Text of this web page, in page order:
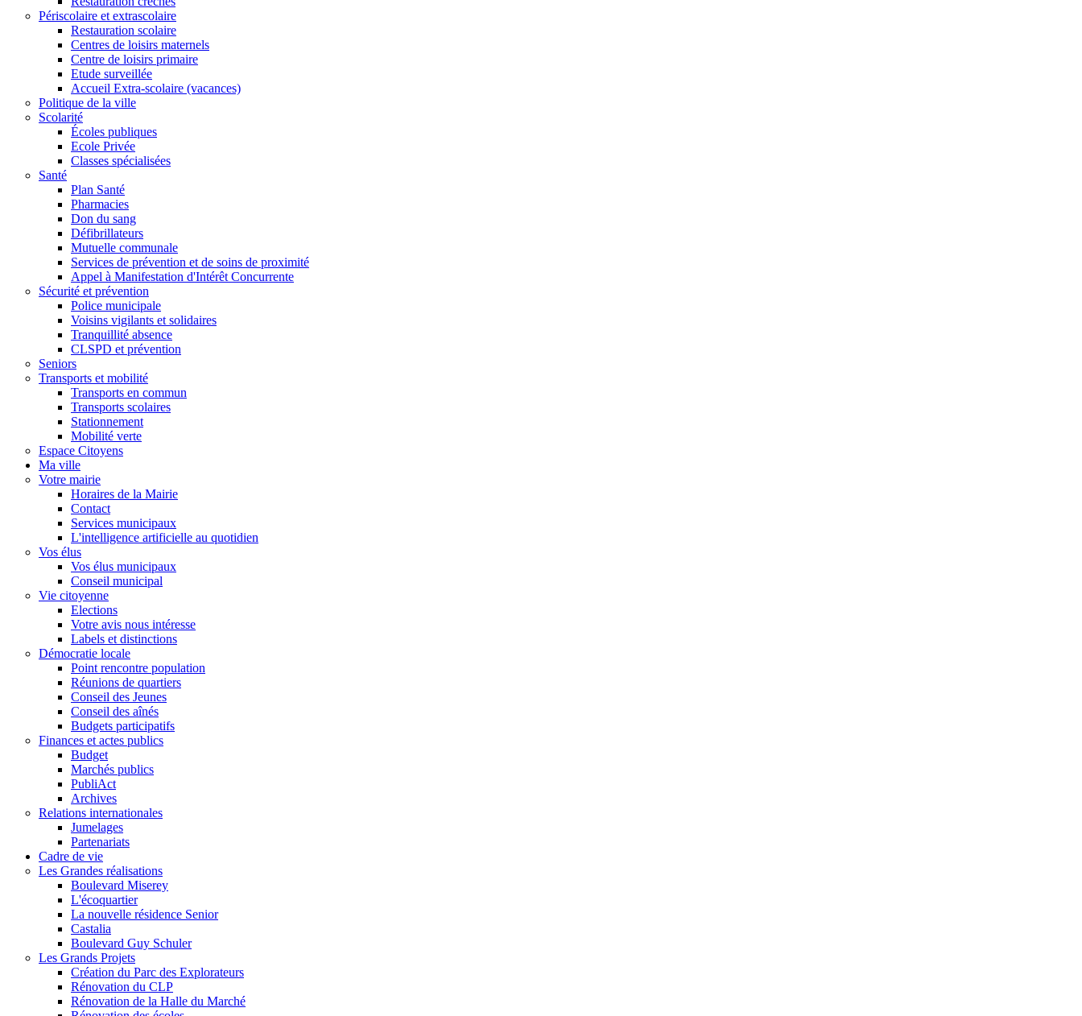
Périscolaire et extrascolaire
Restauration scolaire
Centres de loisirs maternels
Centre de loisirs primaire
Etude surveillée
Accueil Extra-scolaire (vacances)
Politique de la ville
Scolarité
Écoles publiques
Ecole Privée
Classes spécialisées
Santé
Plan Santé
Pharmacies
Don du sang
Défibrillateurs
Mutuelle communale
Services de prévention et de soins de proximité
Appel à Manifestation d'Intérêt Concurrente
Sécurité et prévention
Police municipale
Voisins vigilants et solidaires
Tranquillité absence
CLSPD et prévention
Seniors
Transports et mobilité
Transports en commun
Transports scolaires
Stationnement
Mobilité verte
Espace Citoyens
Ma ville
Votre mairie
Horaires de la Mairie
Contact
Services municipaux
L'intelligence artificielle au quotidien
Vos élus
Vos élus municipaux
Conseil municipal
Vie citoyenne
Elections
Votre avis nous intéresse
Labels et distinctions
Démocratie locale
Point rencontre population
Réunions de quartiers
Conseil des Jeunes
Conseil des aînés
Budgets participatifs
Finances et actes publics
Budget
Marchés publics
PubliAct
Archives
Relations internationales
Jumelages
Partenariats
Cadre de vie
Les Grandes réalisations
Boulevard Miserey
L'écoquartier
La nouvelle résidence Senior
Castalia
Boulevard Guy Schuler
Les Grands Projets
Création du Parc des Explorateurs
Rénovation du CLP
Rénovation de la Halle du Marché